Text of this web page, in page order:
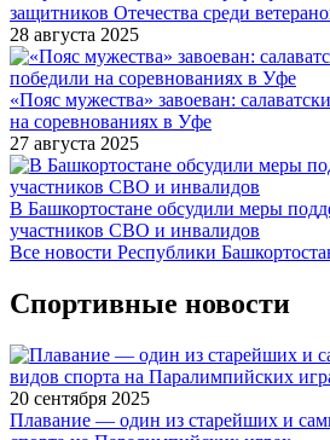
защитников Отечества среди
28 августа 2025
«Пояс мужества» завоеван:
на соревнованиях в Уфе
27 августа 2025
В Башкортостане обсудили меры
участников СВО и инвалидов
Все новости Республики
Спортивные новости
20 сентября 2025
Плавание — один из старейших и